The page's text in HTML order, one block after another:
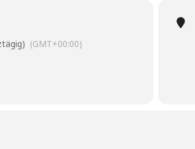
(GMT+00:00)